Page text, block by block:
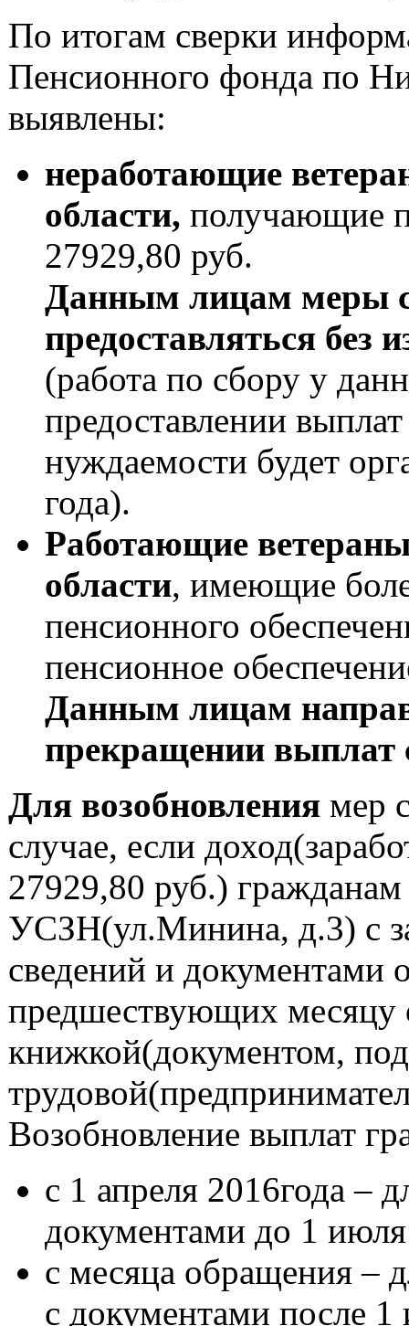
По итогам сверки
Пенсионного фонда по
выявлены:
неработающие
области, получающие
27929,80 руб.
Данным лицам меры
предоставляться без
(работа по сбору у
предоставлении
нуждаемости будет
года).
Работающие
области, имеющие
пенсионного
пенсионное
Данным лицам
прекращении выплат
Для возобновления мер
случае, если
27929,80 руб.)
УСЗН(ул.Минина, д.3) с
сведений и документами
предшествующих месяцу
книжкой(документом,
Возобновление выплат
с 1 апреля 2016года –
документами до 1
с месяца обращения –
с документами после 1